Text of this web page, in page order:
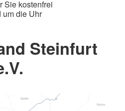
Sie kostenfrei
um die Uhr
Steinfurt